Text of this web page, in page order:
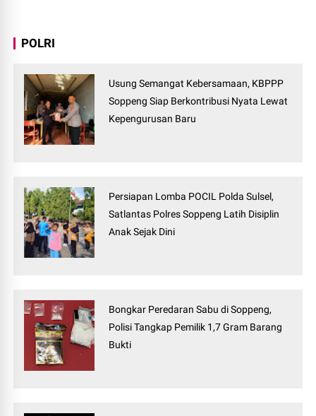
POLRI
Usung Semangat Kebersamaan, KBPPP
Soppeng Siap Berkontribusi Nyata Lewat
Kepengurusan Baru
Persiapan Lomba POCIL Polda Sulsel,
Satlantas Polres Soppeng Latih Disiplin
Anak Sejak Dini
Bongkar Peredaran Sabu di Soppeng,
Polisi Tangkap Pemilik 1,7 Gram Barang
Bukti